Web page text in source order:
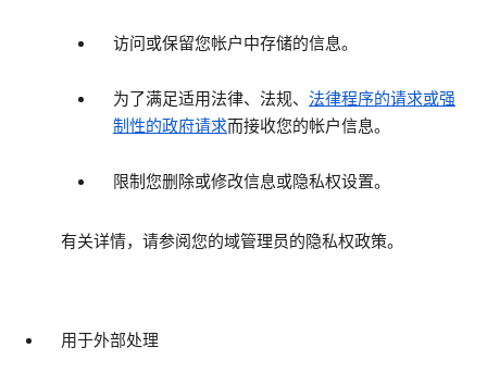
访问或保留您帐户中存储的信息。
为了满足适用法律、法规、 法律程序的请求或强
制性的政府请求而接收您的帐户信息。
限制您删除或修改信息或隐私权设置。
有关详情，请参阅您的域管理员的隐私权政策。
用于外部处理